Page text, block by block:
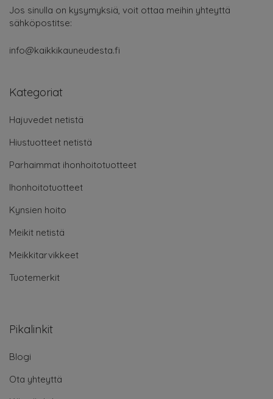
Jos sinulla on kysymyksiä, voit ottaa meihin yhteyttä
sähköpostitse:
info@kaikkikauneudesta.fi
Kategoriat
Hajuvedet netistä
Hiustuotteet netistä
Parhaimmat ihonhoitotuotteet
Ihonhoitotuotteet
Kynsien hoito
Meikit netistä
Meikkitarvikkeet
Tuotemerkit
Pikalinkit
Blogi
Ota yhteyttä